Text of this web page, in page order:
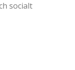
socialt